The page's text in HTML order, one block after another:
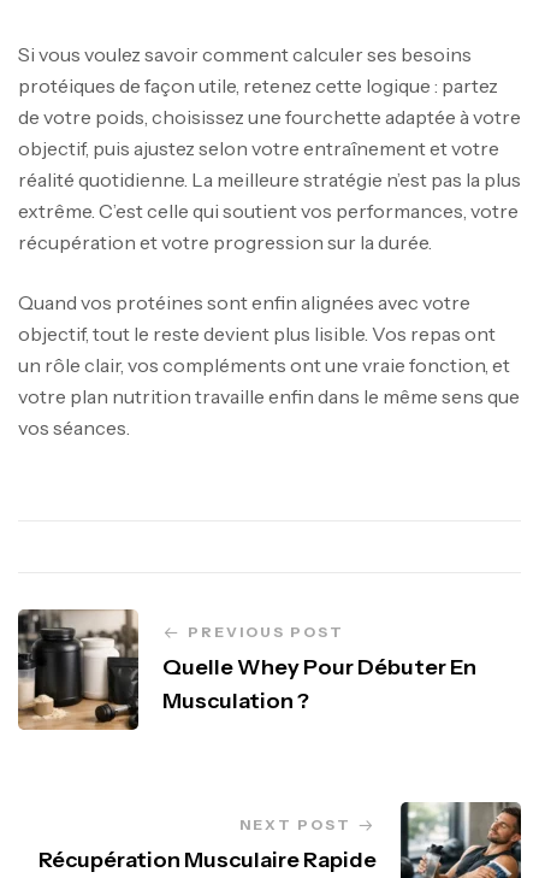
Si vous voulez savoir comment calculer ses besoins
protéiques de façon utile, retenez cette logique : partez
de votre poids, choisissez une fourchette adaptée à votre
objectif, puis ajustez selon votre entraînement et votre
réalité quotidienne. La meilleure stratégie n’est pas la plus
extrême. C’est celle qui soutient vos performances, votre
récupération et votre progression sur la durée.
Quand vos protéines sont enfin alignées avec votre
objectif, tout le reste devient plus lisible. Vos repas ont
un rôle clair, vos compléments ont une vraie fonction, et
votre plan nutrition travaille enfin dans le même sens que
vos séances.
PREVIOUS POST
Quelle Whey Pour Débuter En
Musculation ?
NEXT POST
Récupération Musculaire Rapide